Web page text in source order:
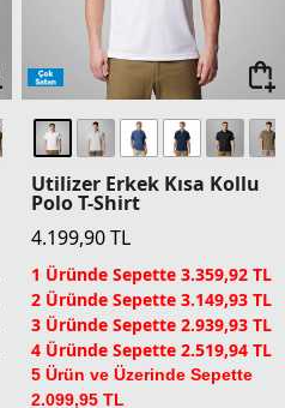
Utilizer Erkek Kısa Kollu
Polo T-Shirt
4.199,90TL
1 Üründe Sepette 3.359,92 TL
2 Üründe Sepette 3.149,93 TL
3 Üründe Sepette 2.939,93 TL
4 Üründe Sepette 2.519,94 TL
5 Ürün ve Üzerinde Sepette
2.099,95 TL